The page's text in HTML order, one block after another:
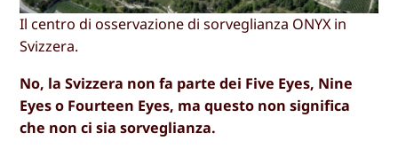
Il centro di osservazione di sorveglianza ONYX in
Svizzera.
No, la Svizzera non fa parte dei Five Eyes, Nine
Eyes o Fourteen Eyes, ma questo non significa
che non ci sia sorveglianza.